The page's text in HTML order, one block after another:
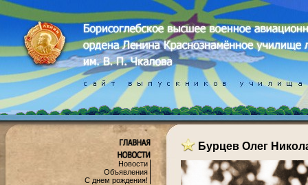
Новости
Объявления
С днем рождения!
Бурцев Олег